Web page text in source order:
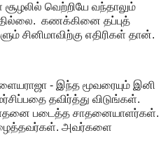
வெற்றியே வந்தாலும்
கணக்கினை தப்புத்
சினிமாவிற்கு எதிரிகள் தான்.
- இந்த மூவரையும் இனி
தவிர்த்து விடுங்கள்.
படைத்த சாதனையாளர்கள்.
அவர்களை